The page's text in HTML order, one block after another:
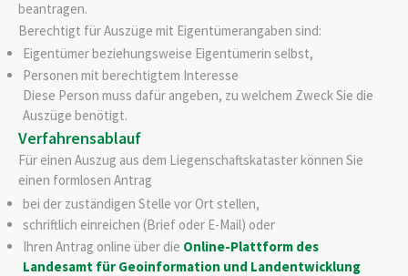
beantragen.
Berechtigt für Auszüge mit Eigentümerangaben sind:
Eigentümer beziehungsweise Eigentümerin selbst,
Personen mit berechtigtem Interesse
Diese Person muss dafür angeben, zu welchem Zweck Sie die
Auszüge benötigt.
Verfahrensablauf
Für einen Auszug aus dem Liegenschaftskataster können Sie
einen formlosen Antrag
bei der zuständigen Stelle vor Ort stellen,
schriftlich einreichen (Brief oder E-Mail) oder
Ihren Antrag online über die Online-Plattform des
Landesamt für Geoinformation und Landentwicklung